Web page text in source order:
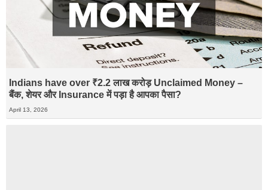
Indians have over ₹2.2 लाख करोड़ Unclaimed Money –
बैंक, शेयर और Insurance में पड़ा है आपका पैसा?
April 13, 2026